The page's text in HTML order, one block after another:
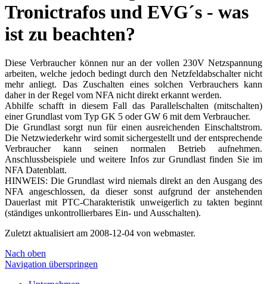
Tronictrafos und EVG´s - was
ist zu beachten?
Diese Verbraucher können nur an der vollen 230V Netzspannung
arbeiten, welche jedoch bedingt durch den Netzfeldabschalter nicht
mehr anliegt. Das Zuschalten eines solchen Verbrauchers kann
daher in der Regel vom NFA nicht direkt erkannt werden.
Abhilfe schafft in diesem Fall das Parallelschalten (mitschalten)
einer Grundlast vom Typ GK 5 oder GW 6 mit dem Verbraucher.
Die Grundlast sorgt nun für einen ausreichenden Einschaltstrom.
Die Netzwiederkehr wird somit sichergestellt und der entsprechende
Verbraucher kann seinen normalen Betrieb aufnehmen.
Anschlussbeispiele und weitere Infos zur Grundlast finden Sie im
NFA Datenblatt.
HINWEIS: Die Grundlast wird niemals direkt an den Ausgang des
NFA angeschlossen, da dieser sonst aufgrund der anstehenden
Dauerlast mit PTC-Charakteristik unweigerlich zu takten beginnt
(ständiges unkontrollierbares Ein- und Ausschalten).
Zuletzt aktualisiert am 2008-12-04 von webmaster.
Nach oben
Navigation überspringen